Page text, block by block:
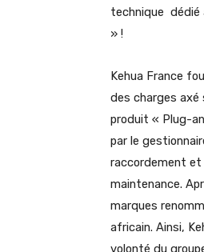
technique dédié
» !
Kehua France
des charges axé
produit « Plug-
par le
raccordement et
maintenance.
marques
africain. Ainsi,
volonté du